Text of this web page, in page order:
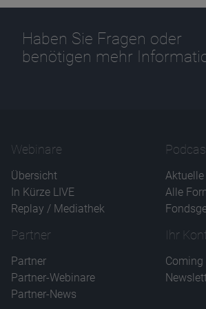
Haben Sie Fragen oder
benötigen mehr
Webinare
Übersicht
In Kürze LIVE
Replay / Mediathek
Alle
Partner
Partner
Partner-Webinare
Partner-News
Ihr
Coming